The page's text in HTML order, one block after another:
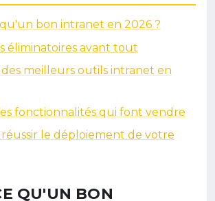
bon intranet en 2026 ?
éliminatoires avant tout
des meilleurs outils intranet en
fonctionnalités qui font vendre
le déploiement de votre
QU'UN BON